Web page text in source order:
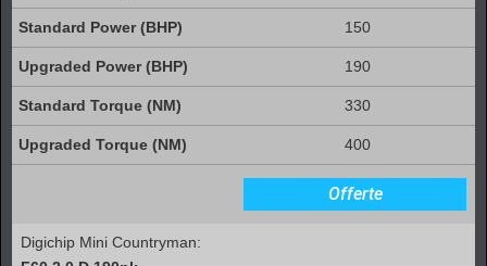
150
190
330
400
Offerte
Digichip Mini Countryman: